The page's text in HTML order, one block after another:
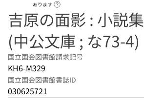
あります
吉原の面影 : 小説集
(中公文庫 ; な73-4)
国立国会図書館請求記号
KH6-M329
国立国会図書館書誌ID
030625721